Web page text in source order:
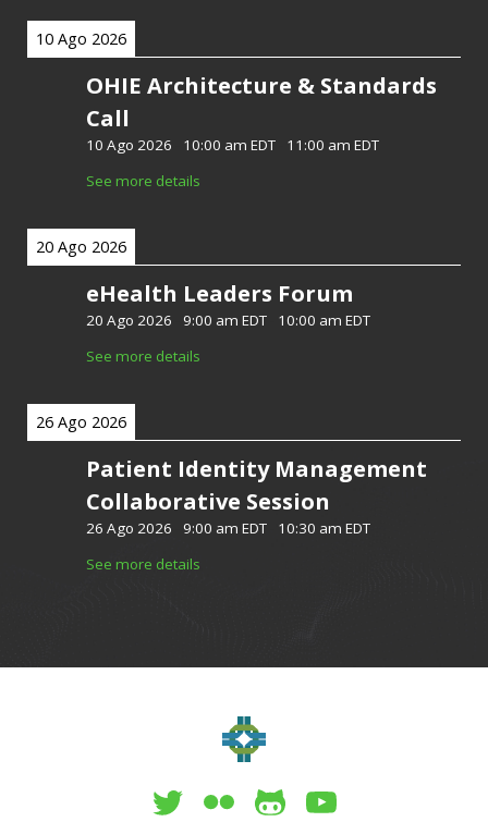
10 Ago 2026
OHIE Architecture & Standards
Call
10 Ago 2026 10:00 am EDT
11:00 am EDT
See more details
20 Ago 2026
eHealth Leaders Forum
20 Ago 2026 9:00 am EDT
10:00 am EDT
See more details
26 Ago 2026
Patient Identity Management
Collaborative Session
26 Ago 2026 9:00 am EDT
10:30 am EDT
See more details